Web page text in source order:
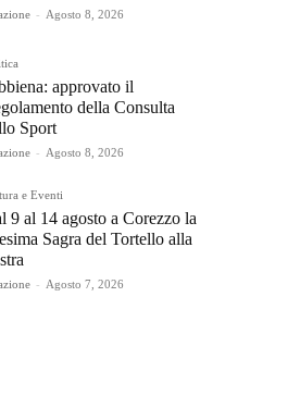
- Agosto 8, 2026
approvato il
della Consulta
Sport
- Agosto 8, 2026
e Eventi
9 al 14 agosto a Corezzo la
Sagra del Tortello alla
- Agosto 7, 2026